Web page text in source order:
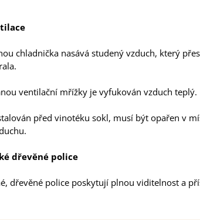
chladnička nasává studený vzduch, který
ventilační mřížky je vyfukován vzduch teplý.
před vinotéku sokl, musí být opařen v
dřevěné police
dřevěné police poskytují plnou viditelnost a